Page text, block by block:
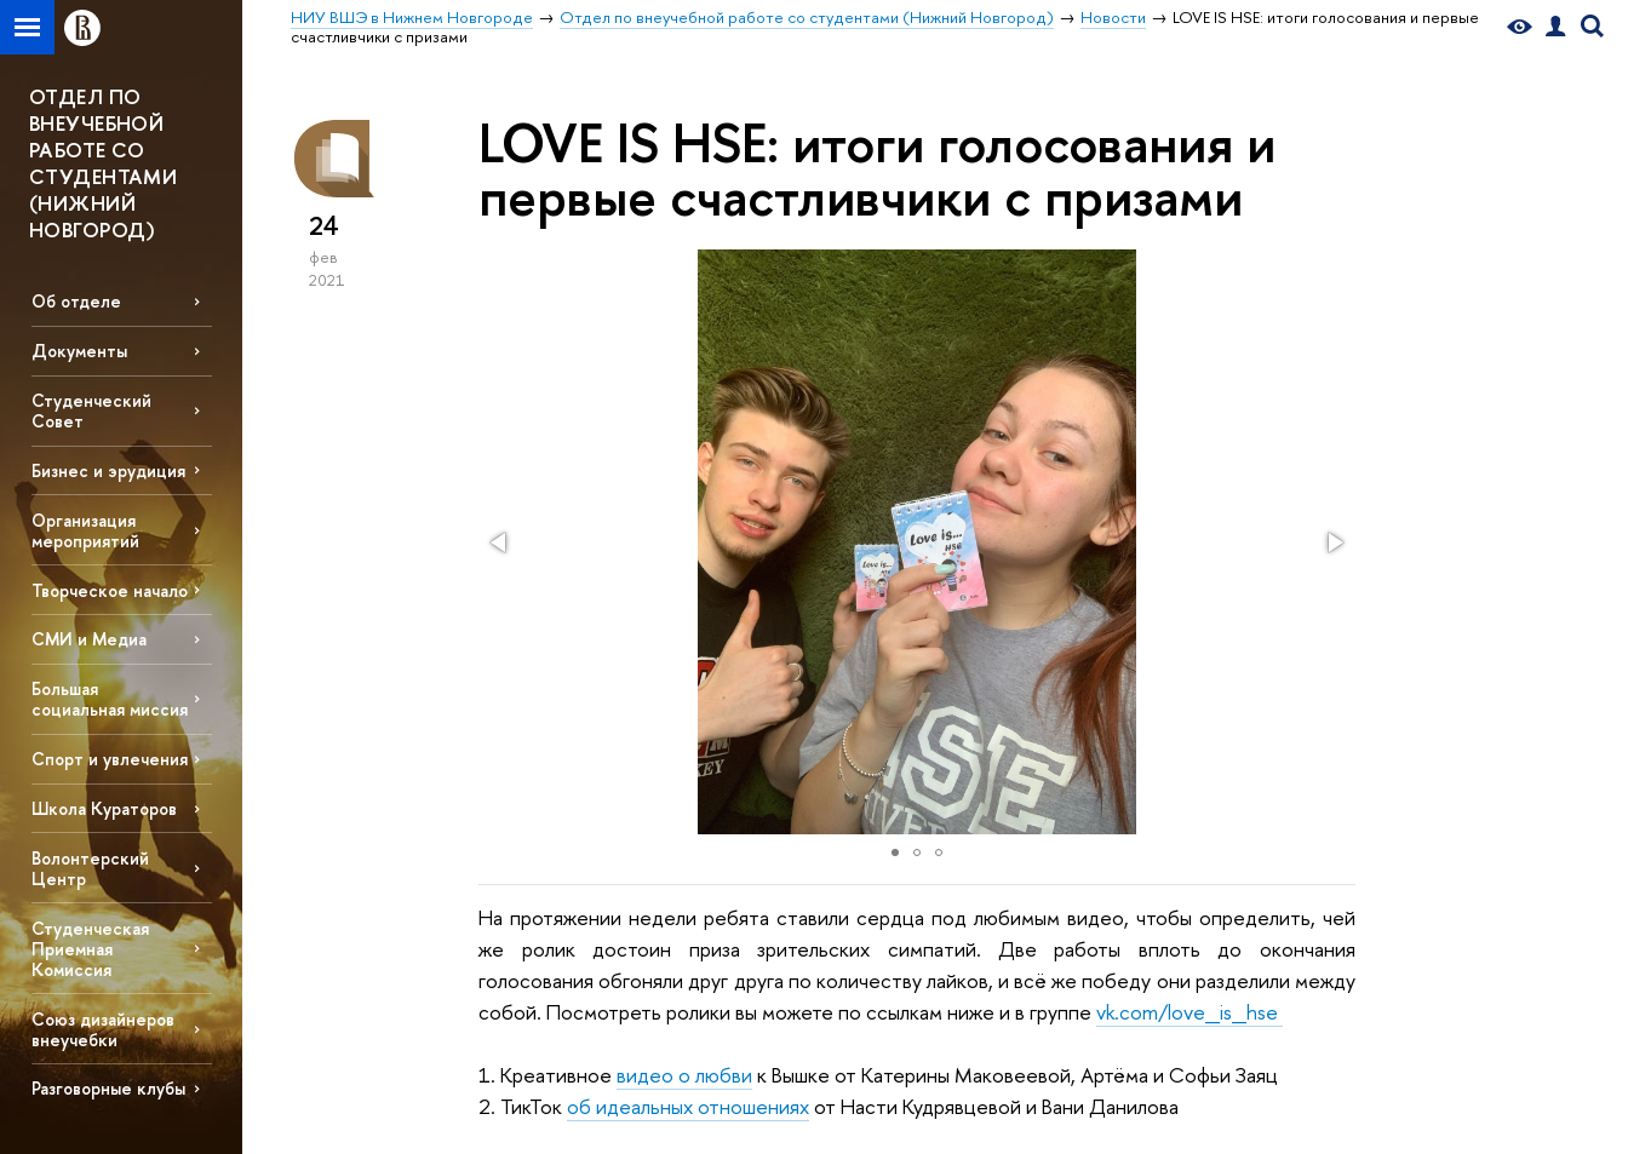
НИУ ВШЭ в Нижнем Новгороде Отдел по внеучебной работе со студентами (Нижний Новгород) Новости
LOVE IS HSE: итоги голосования и первые
счастливчики с призами
ОТДЕЛ ПО
ВНЕУЧЕБНОЙ
РАБОТЕ СО
СТУДЕНТАМИ
(НИЖНИЙ
НОВГОРОД)
Об отделе
Документы
Студенческий
Совет
Бизнес и эрудиция
Организация
мероприятий
Творческое начало
СМИ и Медиа
Большая
социальная миссия
Спорт и увлечения
Школа Кураторов
Волонтерский
Центр
Студенческая
Приемная
Комиссия
Союз дизайнеров
внеучебки
Разговорные клубы
24
фев
2021
LOVE IS HSE: итоги голосования и
первые счастливчики с призами
На протяжении недели ребята ставили сердца под любимым видео, чтобы определить, чей
же ролик достоин приза зрительских симпатий. Две работы вплоть до окончания
голосования обгоняли друг друга по количеству лайков, и всё же победу они разделили между
собой. Посмотреть ролики вы можете по ссылкам ниже и в группеvk.com/love_is_hse
1. Креативноевидео о любви к Вышке от Катерины Маковеевой, Артёма и Софьи Заяц
2. ТикТокоб идеальных отношенияхот Насти Кудрявцевой и Вани Данилова